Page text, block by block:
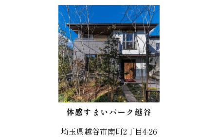
体感すまいパーク越谷
埼玉県越谷市南町2丁目4-26